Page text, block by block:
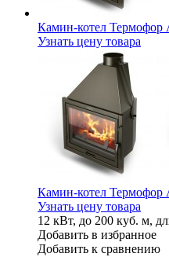
Камин-котел Термофор
Узнать цену товара
Камин-котел Термофор
Узнать цену товара
12 кВт, до 200 куб. м,
Добавить в избранное
Добавить к сравнению